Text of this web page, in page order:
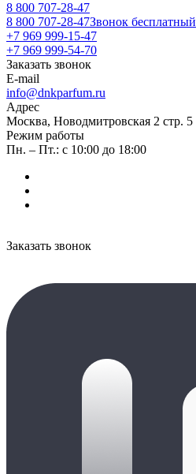
8 800 707-28-47
8 800 707-28-47Звонок бесплатный
+7 969 999-15-47
+7 969 999-54-70
Заказать звонок
E-mail
info@dnkparfum.ru
Адрес
Москва, Новодмитровская 2 стр. 5
Режим работы
Пн. – Пт.: с 10:00 до 18:00
Заказать звонок